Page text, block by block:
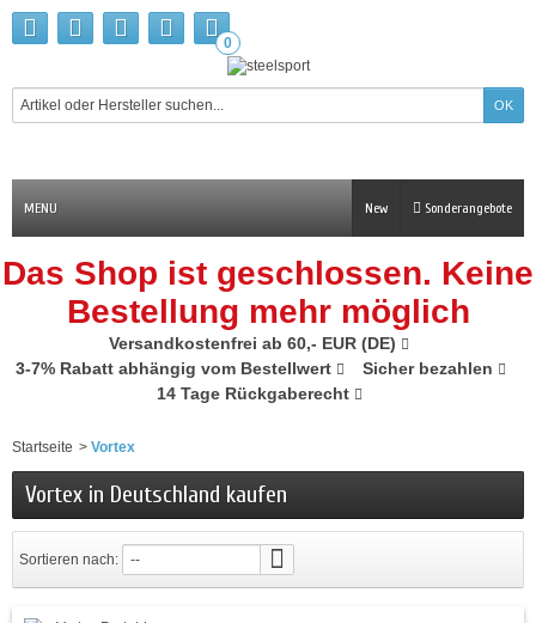
0
MENU Sonderangebote
New
Das Shop ist geschlossen. Keine
Bestellung mehr möglich
Versandkostenfrei ab 60,- EUR (DE)
3-7% Rabatt abhängig vom Bestellwert
Sicher bezahlen
14 Tage Rückgaberecht
Startseite > Vortex
Vortex in Deutschland kaufen
Sortieren nach: --